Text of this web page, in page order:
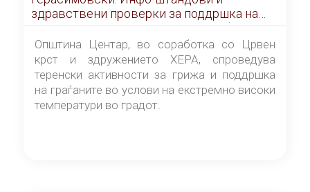
здравствени проверки за поддршка на
граѓаните во услови на топлотен бран
Општина Центар, во соработка со Црвен
крст и здружението ХЕРА, спроведува
теренски активности за грижа и поддршка
на граѓаните во услови на екстремно високи
температури во градот.